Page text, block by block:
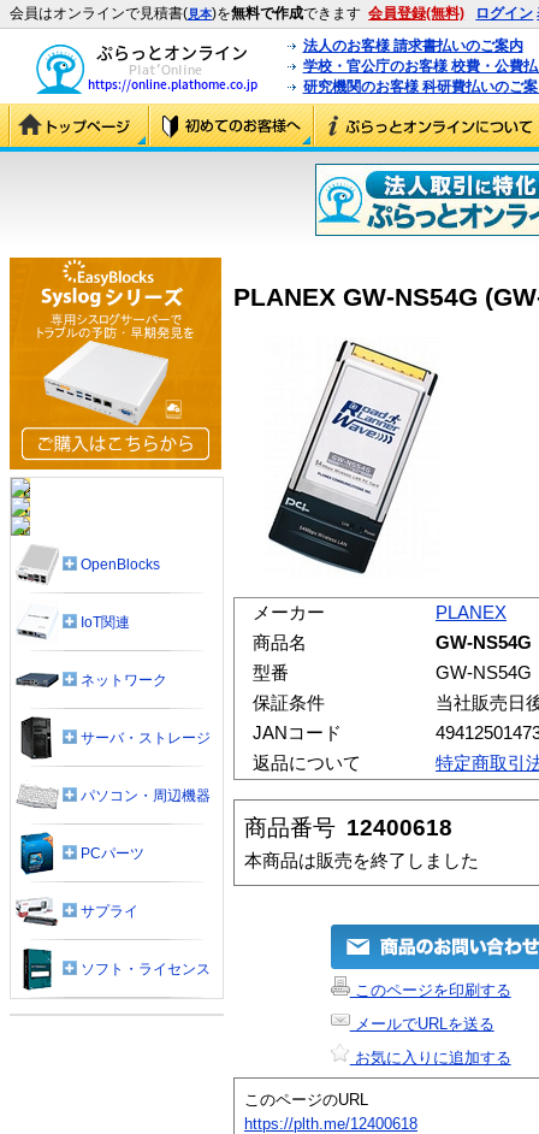
会員はオンラインで見積書(見本)を無料で作成できます 会員登録(無料) ログイン
法人のお客様 請求書払いのご案内
学校・官公庁のお客様 校費・公費
研究機関のお客様 科研費払いのご
PLANEX GW-NS54G
メーカー
PLANEX
商品名
GW-NS54G
型番
GW-NS54G
保証条件
当社販売日
JANコード
返品について
特定商取引
商品番号 12400618
本商品は販売を終了しました
このページを印刷する
メールでURLを送る
お気に入りに追加する
このページのURL
https://plth.me/12400618
OpenBlocks
IoT関連
ネットワーク
サーバ・ストレージ
パソコン・周辺機器
PCパーツ
サプライ
ソフト・ライセンス